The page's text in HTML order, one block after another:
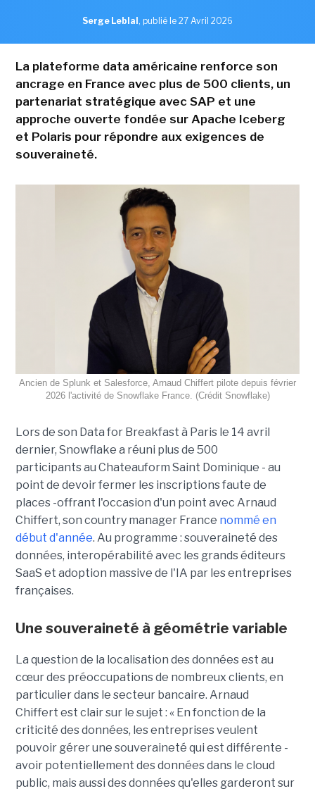
Serge Leblal , publié le 27 Avril 2026
La plateforme data américaine renforce son
ancrage en France avec plus de 500 clients, un
partenariat stratégique avec SAP et une
approche ouverte fondée sur Apache Iceberg
et Polaris pour répondre aux exigences de
souveraineté.
Ancien de Splunk et Salesforce, Arnaud Chiffert pilote depuis février
2026 l'activité de Snowflake France. (Crédit Snowflake)
Lors de son Data for Breakfast à Paris le 14 avril
dernier, Snowflake a réuni plus de 500
participants au Chateauform Saint Dominique - au
point de devoir fermer les inscriptions faute de
places -offrant l'occasion d'un point avec Arnaud
Chiffert, son country manager France nommé en
début d'année. Au programme : souveraineté des
données, interopérabilité avec les grands éditeurs
SaaS et adoption massive de l'IA par les entreprises
françaises.
Une souveraineté à géométrie variable
La question de la localisation des données est au
cœur des préoccupations de nombreux clients, en
particulier dans le secteur bancaire. Arnaud
Chiffert est clair sur le sujet : « En fonction de la
criticité des données, les entreprises veulent
pouvoir gérer une souveraineté qui est différente -
avoir potentiellement des données dans le cloud
public, mais aussi des données qu'elles garderont sur